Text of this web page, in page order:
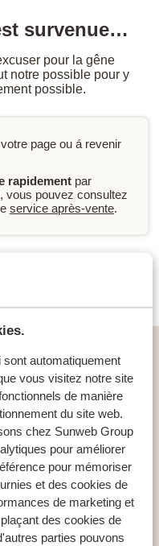
automatiquement
vous visitez notre site
de manière
du site web.
chez Sunweb Group
pour améliorer
pour mémoriser
et des cookies de
de marketing et
des cookies de
parties pouvons
survenue…
pour la gêne
notre possible pour y
possible.
votre page ou á revenir
rapidement par
vous pouvez consultez
service après-vente.
adultes